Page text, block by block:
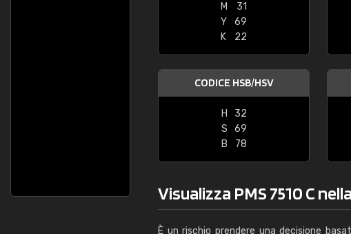
M
31
Y
69
K
22
CODICE HSB/HSV
H
32
S
69
B
78
Visualizza PMS 7510 C
È un rischio prendere una decisione